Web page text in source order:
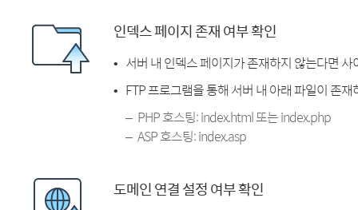
인덱스 페이지 존재 여부 확인
서버 내 인덱스 페이지가 존재하지 않는다면
FTP 프로그램을 통해 서버 내 아래 파일이 존
PHP 호스팅: index.html 또는 index.php
ASP 호스팅: index.asp
도메인 연결 설정 여부 확인